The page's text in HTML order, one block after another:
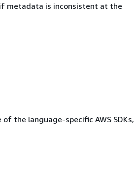
metadata is inconsistent at the
the language-specific AWS SDKs,